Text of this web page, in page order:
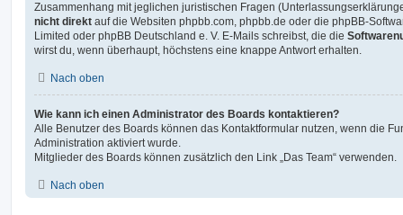
Zusammenhang mit jeglichen juristischen Fragen
nicht direkt auf die Websiten phpbb.com, phpbb.de oder die phpBB-
Limited oder phpBB Deutschland e. V. E-Mails schreibst, die die
wirst du, wenn überhaupt, höchstens eine knappe Antwort erhalten.
Nach oben
Wie kann ich einen Administrator des Boards kontaktieren?
Alle Benutzer des Boards können das Kontaktformular nutzen, wenn die
Administration aktiviert wurde.
Mitglieder des Boards können zusätzlich den Link „Das Team“ verwenden.
Nach oben